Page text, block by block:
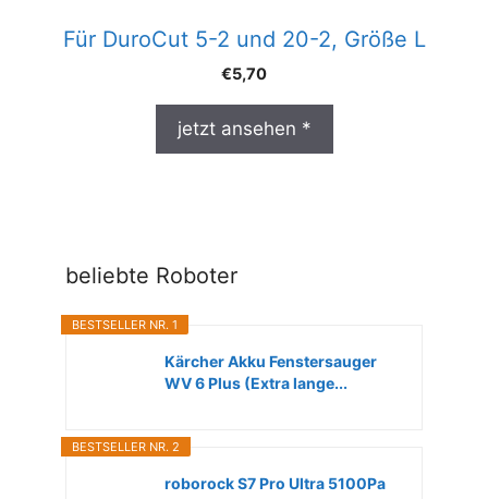
Für DuroCut 5-2 und 20-2, Größe L
€5,70
jetzt ansehen *
beliebte Roboter
BESTSELLER NR. 1
Kärcher Akku Fenstersauger
WV 6 Plus (Extra lange...
BESTSELLER NR. 2
roborock S7 Pro Ultra 5100Pa